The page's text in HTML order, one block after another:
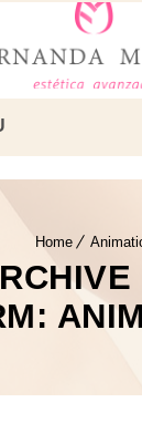
Home